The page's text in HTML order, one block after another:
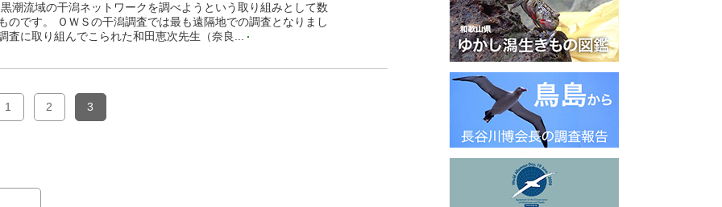
潮流域の干潟ネットワークを調べようという取り組みとして数
のです。 ＯＷＳの干潟調査では最も遠隔地での調査となりまし
査に取り組んでこられた和田恵次先生（奈良...
1 2 3